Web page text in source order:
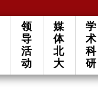
领
导
活
动
媒
体
北
大
学
术
科
研